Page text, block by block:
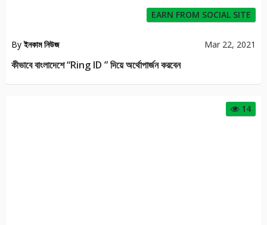
EARN FROM SOCIAL SITE
Byইনকাম নিউজ Mar 22, 2021
কীভাবে বাংলাদেশে “Ring ID ” দিয়ে অর্থোপার্জন করবেন
14